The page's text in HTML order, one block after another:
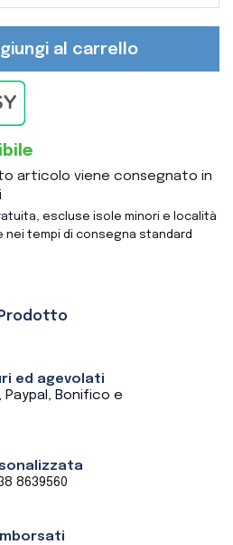
al carrello
articolo viene consegnato in
escluse isole minori e località
tempi di consegna standard
ed agevolati
Bonifico e
8639560